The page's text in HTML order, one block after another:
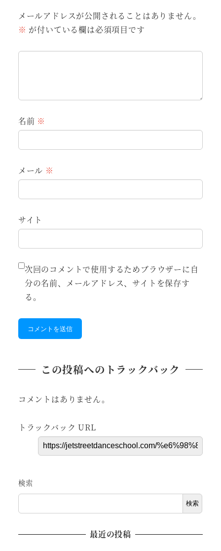
メールアドレスが公開されることはありません。
※ が付いている欄は必須項目です
名前 ※
メール ※
サイト
次回のコメントで使用するためブラウザーに自
分の名前、メールアドレス、サイトを保存す
る。
この投稿へのトラックバック
コメントはありません。
トラックバック URL
検索
検索
最近の投稿